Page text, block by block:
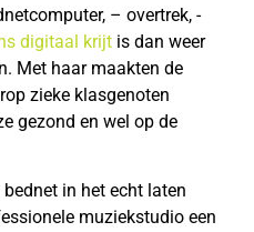
– overtrek, -
digitaal krijt is dan weer
Met haar maakten de
zieke klasgenoten
gezond en wel op de
in het echt laten
muziekstudio een